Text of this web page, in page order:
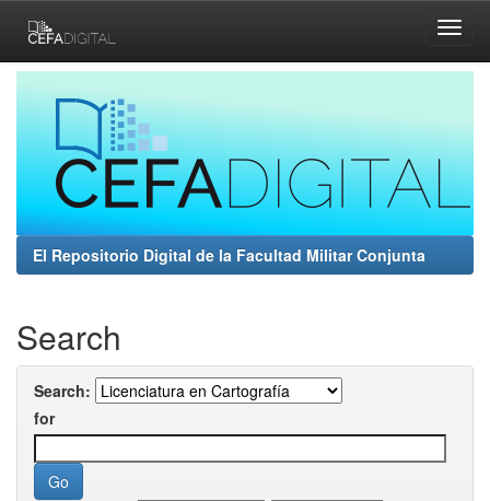
navigation
El Repositorio Digital de la Facultad Militar Conjunta
Search
Search:
for